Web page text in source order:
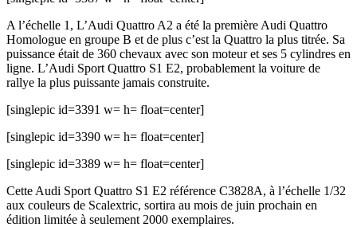
A l’échelle 1, L’Audi Quattro A2 a été la première Audi Quattro
Homologue en groupe B et de plus c’est la Quattro la plus titrée. Sa
puissance était de 360 chevaux avec son moteur et ses 5 cylindres en
ligne. L’Audi Sport Quattro S1 E2, probablement la voiture de
rallye la plus puissante jamais construite.
[singlepic id=3391 w= h= float=center]
[singlepic id=3390 w= h= float=center]
[singlepic id=3389 w= h= float=center]
Cette Audi Sport Quattro S1 E2 référence C3828A, à l’échelle 1/32
aux couleurs de Scalextric, sortira au mois de juin prochain en
édition limitée à seulement 2000 exemplaires.